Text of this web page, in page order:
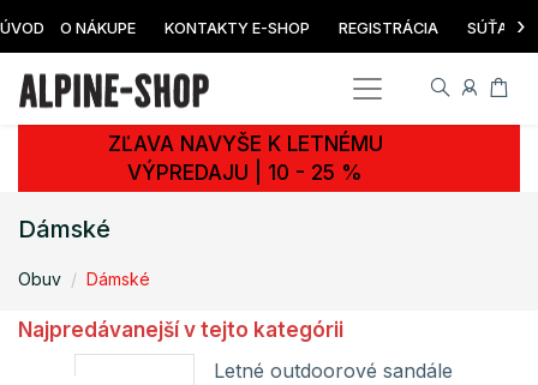
ÚVOD O NÁKUPE KONTAKTY E-SHOP REGISTRÁCIA SÚŤAŽ ›
ZĽAVA NAVYŠE K LETNÉMU
VÝPREDAJU | 10 - 25 %
Dámské
Obuv Dámské
Najpredávanejší v tejto kategórii
Letné outdoorové sandále